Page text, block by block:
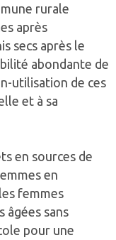
rurale
après
secs après le
abondante de
utilisation de ces
et à sa
en sources de
en
femmes
âgées sans
pour une